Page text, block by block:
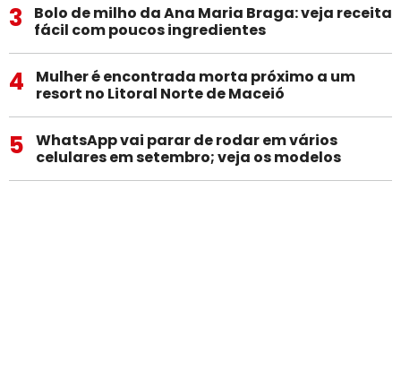
3
Bolo de milho da Ana Maria Braga: veja receita
fácil com poucos ingredientes
4
Mulher é encontrada morta próximo a um
resort no Litoral Norte de Maceió
5
WhatsApp vai parar de rodar em vários
celulares em setembro; veja os modelos